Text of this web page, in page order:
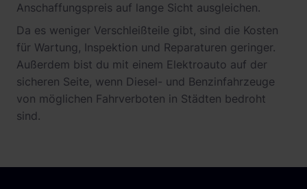
Anschaffungspreis auf lange Sicht ausgleichen.
Da es weniger Verschleißteile gibt, sind die Kosten
für Wartung, Inspektion und Reparaturen geringer.
Außerdem bist du mit einem Elektroauto auf der
sicheren Seite, wenn Diesel- und Benzinfahrzeuge
von möglichen Fahrverboten in Städten bedroht
sind.